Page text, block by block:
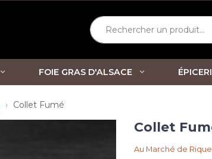
Rechercher un produit...
FOIE GRAS D'ALSACE
Collet Fumé
Collet
Au Marché de